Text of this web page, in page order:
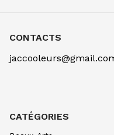
BLEU COB
CONTACTS
CATÉGORIES